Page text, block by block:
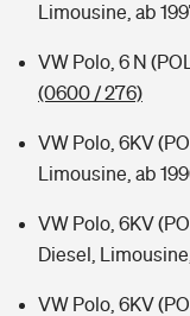
Limousine, ab
VW Polo, 6 N
(0600 / 276)
VW Polo, 6KV
Limousine, ab
VW Polo, 6KV
Diesel,
VW Polo, 6KV